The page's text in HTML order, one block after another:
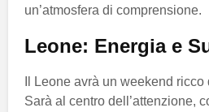
un’atmosfera di comprensione.
Leone: Energia e
Il Leone avrà un weekend
Sarà al centro dell’attenzione,